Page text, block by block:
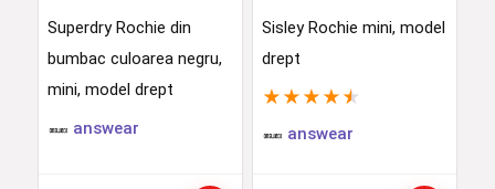
Superdry Rochie din
bumbac culoarea negru,
mini, model drept
answear
Sisley Rochie mini, model
drept
★ ★ ★ ★ ★
answear